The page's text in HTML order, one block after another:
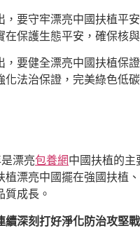
，要守牢漂亮中國扶植平
在保護生態平安，確保核
，要健全漂亮中國扶植保
化法治保證，完美綠色低
漂亮包養網中國扶植的
植漂亮中國擺在強國扶植
質成長。
續深刻打好淨化防治攻堅戰